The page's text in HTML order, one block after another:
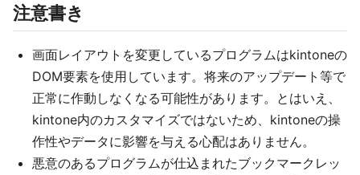
注意書き
画面レイアウトを変更しているプログラムはkintoneの
DOM要素を使用しています。将来のアップデート等で
正常に作動しなくなる可能性があります。とはいえ、
kintone内のカスタマイズではないため、kintoneの操
作性やデータに影響を与える心配はありません。
悪意のあるプログラムが仕込まれたブックマークレッ